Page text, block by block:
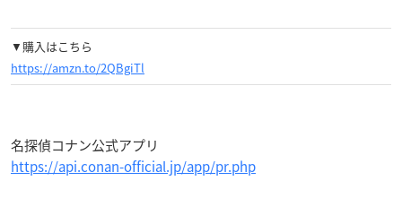
▼購入はこちら
https://amzn.to/2QBgiTl
名探偵コナン公式アプリ
https://api.conan-official.jp/app/pr.php